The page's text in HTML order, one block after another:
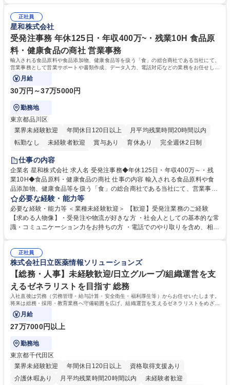
当社の指定する業務 募集職種 東京都品川区【営業アシスタント】未経験O
K◆受発注・事務◆年間休日130日
変化に臨機応変かつ柔軟に対応できる方、約束を守り正確に作業を進めら
れる方を求めています。高度なPCスキルや関数知識は一切不要です。丁
寧な指導体制が整っているため、安心してお仕事をスタートしていただけ
ます。 学歴・資格 学歴：大学院 大学 高専 短大 専修学校 高校 語学力：
資格：
正社員
星和株式会社
受発注事務 年休125日・年収400万~・残業10H 食品原
料・健康食品の商社 営業事務
輸入される食品原料や食品添加物、健康食品等を扱う「食」の総合商社である当社にて、
営業事務として営業サポートや書類作成、データ入力、電話対応などの業務をお任せしま
す。
月給
30万円～37万5000円
勤務地
東京都品川区
業界未経験歓迎
年間休日120日以上
月平均残業時間20時間以内
転勤なし
未経験者歓迎 賞与あり 育休あり
完全週休2日制
交通費支給
仕事の内容
企業名 星和株式会社 求人名 受発注事務◆年休125日・年収400万～・残
業10H◆食品原料・健康食品の商社 仕事の内容 輸入される食品原料や食
品添加物、健康食品等を扱う「食」の総合商社である当社にて、営業事務
として営業サポートや書類作成、データ入力、電話対応などの業務をお任
せします。 ・受注／出荷指示／売上管理／仕入管理／在庫管理／お客様や
倉庫と電話確認など、販売に関わる事務、営業サポートをお願いします。
・入社後は商品について覚えることから始め、先輩社員OJTと共に業務を
万～・残業10H◆食品原料・健康食品の商社
必要な経験・能力等
必要な経験・能力等 ＜業種未経験歓迎＞ 【歓迎】受発注業務のご経験
【求める人物像】・受発注や物流が好きな方 ・社会人としての基本的な常
識・コミュニケーション力をお持ちの方 ・電話でのやり取りを含め、相手
演算ができる方 ・業務ルールや指示を理解し、行動できる方 学歴・資格
学歴：大学院 大学 短大 語学力： 資格：
正社員
株式会社日立医薬情報ソリューションズ
【総務・人事】未経験歓迎/日立グループ/組織運営を支
えるゼネラリストを目指す 総務
入社直後は労務（労務管理・給与計算・安全衛生・福利厚生等）からお任せいたします。
将来は総務・採用・教育業務へ守備範囲を広げ、組織運営を支えるゼネラリストをめざせ
ます。
月給
27万7000円以上
勤務地
東京都千代田区
業界未経験歓迎
年間休日120日以上
資格取得支援あり
介護休暇あり
月平均残業時間20時間以内 未経験者歓迎